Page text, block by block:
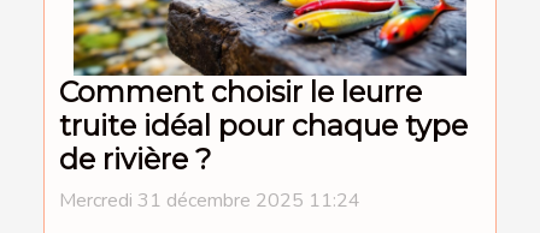
Comment choisir le leurre
truite idéal pour chaque type
de rivière ?
Mercredi 31 décembre 2025 11:24